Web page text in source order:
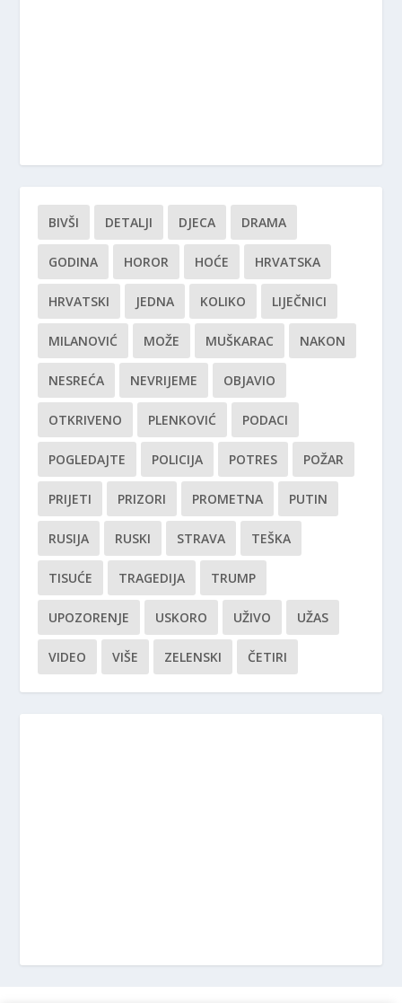
BIVŠI DETALJI DJECA DRAMA
GODINA HOROR HOĆE HRVATSKA
HRVATSKI JEDNA KOLIKO LIJEČNICI
MILANOVIĆ MOŽE MUŠKARAC NAKON
NESREĆA NEVRIJEME OBJAVIO
OTKRIVENO PLENKOVIĆ PODACI
POGLEDAJTE POLICIJA POTRES POŽAR
PRIJETI PRIZORI PROMETNA PUTIN
RUSIJA RUSKI STRAVA TEŠKA
TISUĆE TRAGEDIJA TRUMP
UPOZORENJE USKORO UŽIVO UŽAS
VIDEO VIŠE ZELENSKI ČETIRI